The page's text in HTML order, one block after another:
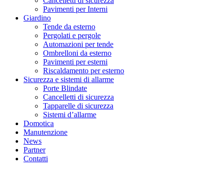
Pavimenti per Interni
Giardino
Tende da esterno
Pergolati e pergole
Automazioni per tende
Ombrelloni da esterno
Pavimenti per esterni
Riscaldamento per esterno
Sicurezza e sistemi di allarme
Porte Blindate
Cancelletti di sicurezza
Tapparelle di sicurezza
Sistemi d’allarme
Domotica
Manutenzione
News
Partner
Contatti